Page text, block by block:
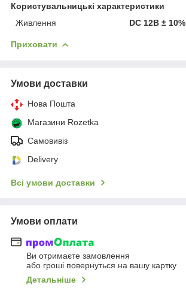
Користувальницькі характеристики
Живлення
DC 12В ± 10%
Приховати
Умови доставки
Нова Пошта
Магазини Rozetka
Самовивіз
Delivery
Всі умови доставки
Умови оплати
Ви отримаєте замовлення
або гроші повернуться на вашу картку
Детальніше